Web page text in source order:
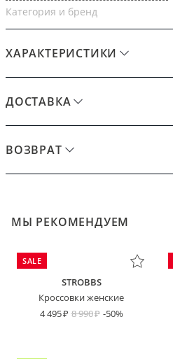
Категория и бренд
ХАРАКТЕРИСТИКИ
ДОСТАВКА
ВОЗВРАТ
МЫ РЕКОМЕНДУЕМ
SALE
STROBBS
Кроссовки женские
4 495
8 990 -50%